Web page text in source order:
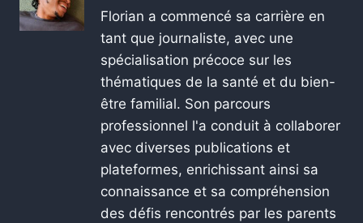
Florian a commencé sa carrière en
tant que journaliste, avec une
spécialisation précoce sur les
thématiques de la santé et du bien-
être familial. Son parcours
professionnel l'a conduit à collaborer
avec diverses publications et
plateformes, enrichissant ainsi sa
connaissance et sa compréhension
des défis rencontrés par les parents